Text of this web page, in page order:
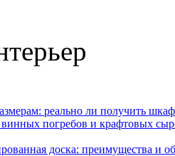
реально ли получить
погребов и крафтовых
доска: преимущества и